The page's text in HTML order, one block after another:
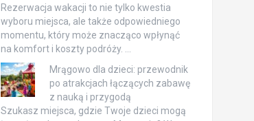
Rezerwacja wakacji to nie tylko kwestia
wyboru miejsca, ale także odpowiedniego
momentu, który może znacząco wpłynąć
na komfort i koszty podróży. …
Mrągowo dla dzieci: przewodnik
po atrakcjach łączących zabawę
z nauką i przygodą
Szukasz miejsca, gdzie Twoje dzieci mogą